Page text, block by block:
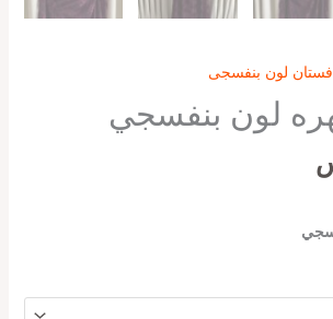
فستان لون بنفسجى
لون بنفسجي